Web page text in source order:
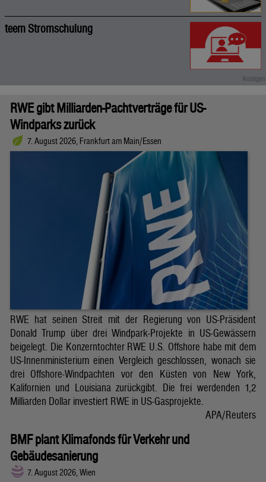
teem Stromschulung
RWE gibt Milliarden-Pachtverträge für US-
Windparks zurück
7. August 2026, Frankfurt am Main/Essen
RWE hat seinen Streit mit der Regierung von US-Präsident
Donald Trump über drei Windpark-Projekte in US-Gewässern
beigelegt. Die Konzerntochter RWE U.S. Offshore habe mit dem
US-Innenministerium einen Vergleich geschlossen, wonach sie
drei Offshore-Windpachten vor den Küsten von New York,
Kalifornien und Louisiana zurückgibt. Die frei werdenden 1,2
Milliarden Dollar investiert RWE in US-Gasprojekte.
APA/Reuters
BMF plant Klimafonds für Verkehr und
Gebäudesanierung
7. August 2026, Wien